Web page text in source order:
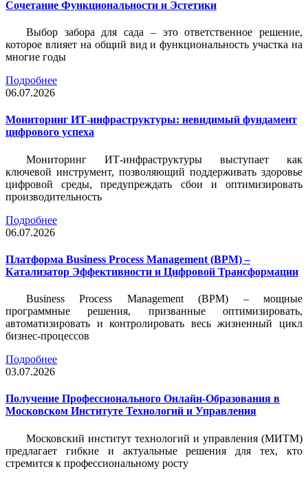
Сочетание Функциональности и Эстетики
Выбор забора для сада – это ответственное решение,
которое влияет на общий вид и функциональность участка на
многие годы
Подробнее
06.07.2026
Мониторинг ИТ-инфраструктуры: невидимый фундамент
цифрового успеха
Мониторинг ИТ-инфраструктуры выступает как
ключевой инструмент, позволяющий поддерживать здоровье
цифровой среды, предупреждать сбои и оптимизировать
производительность
Подробнее
06.07.2026
Платформа Business Process Management (BPM) –
Катализатор Эффективности и Цифровой Трансформации
Business Process Management (BPM) – мощные
программные решения, призванные оптимизировать,
автоматизировать и контролировать весь жизненный цикл
бизнес-процессов
Подробнее
03.07.2026
Получение Профессионального Онлайн-Образования в
Московском Институте Технологий и Управления
Московский институт технологий и управления (МИТМ)
предлагает гибкие и актуальные решения для тех, кто
стремится к профессиональному росту